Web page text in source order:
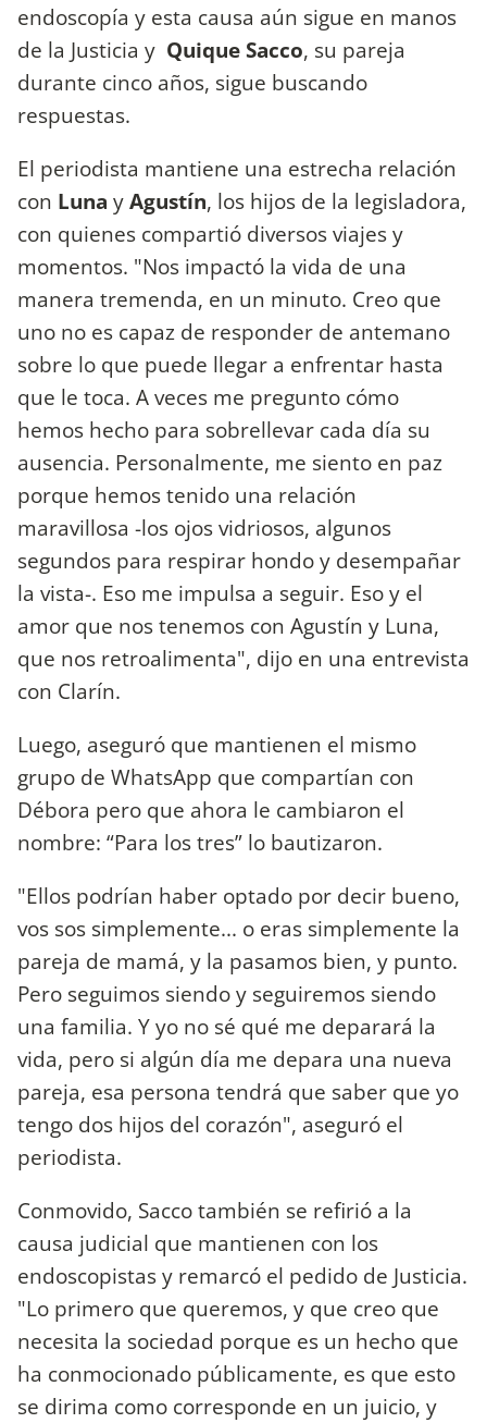
endoscopía y esta causa aún sigue en manos
de la Justicia y Quique Sacco, su pareja
durante cinco años, sigue buscando
respuestas.
El periodista mantiene una estrecha relación
con Luna yAgustín, los hijos de la legisladora,
con quienes compartió diversos viajes y
momentos. "Nos impactó la vida de una
manera tremenda, en un minuto. Creo que
uno no es capaz de responder de antemano
sobre lo que puede llegar a enfrentar hasta
que le toca. A veces me pregunto cómo
hemos hecho para sobrellevar cada día su
ausencia. Personalmente, me siento en paz
porque hemos tenido una relación
maravillosa -los ojos vidriosos, algunos
segundos para respirar hondo y desempañar
la vista-. Eso me impulsa a seguir. Eso y el
amor que nos tenemos con Agustín y Luna,
que nos retroalimenta", dijo en una entrevista
con Clarín.
Luego, aseguró que mantienen el mismo
grupo de WhatsApp que compartían con
Débora pero que ahora le cambiaron el
nombre: “Para los tres” lo bautizaron.
"Ellos podrían haber optado por decir bueno,
vos sos simplemente... o eras simplemente la
pareja de mamá, y la pasamos bien, y punto.
Pero seguimos siendo y seguiremos siendo
una familia. Y yo no sé qué me deparará la
vida, pero si algún día me depara una nueva
pareja, esa persona tendrá que saber que yo
tengo dos hijos del corazón", aseguró el
periodista.
Conmovido, Sacco también se refirió a la
causa judicial que mantienen con los
endoscopistas y remarcó el pedido de Justicia.
"Lo primero que queremos, y que creo que
necesita la sociedad porque es un hecho que
ha conmocionado públicamente, es que esto
se dirima como corresponde en un juicio, y